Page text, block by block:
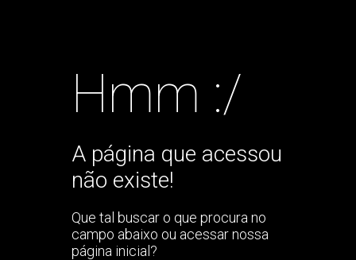
Hmm :/
A página que acessou
não existe!
Que tal buscar o que procura no
campo abaixo ou acessar nossa
página inicial?